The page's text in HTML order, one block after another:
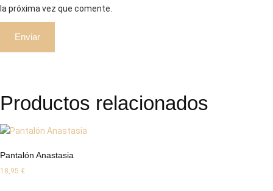
la próxima vez que comente.
Productos relacionados
Pantalón Anastasia
18,95 €